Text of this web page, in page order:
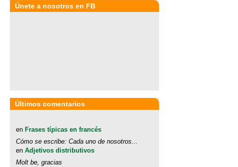
Únete a nosotros en FB
Últimos comentarios
en Frases típicas en francés
Cómo se escribe: Cada uno de nosotros...
en Adjetivos distributivos
Molt be, gracias